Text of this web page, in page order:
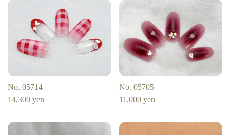
No. 05714
14,300 yen
No. 05705
11,000 yen